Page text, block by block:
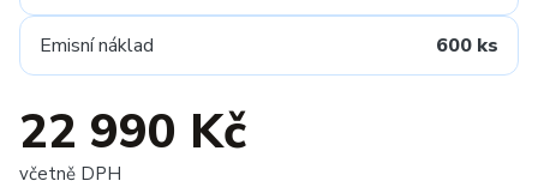
Emisní náklad 600 ks
22 990 Kč
včetně DPH